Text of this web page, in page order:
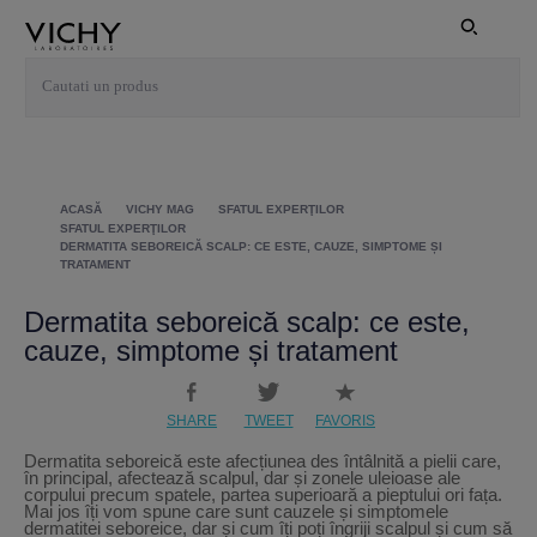
ACASĂ VICHY MAG
SFATUL EXPERŢILOR
SFATUL EXPERŢILOR
DERMATITA SEBOREICĂ SCALP: CE ESTE, CAUZE, SIMPTOME ȘI
TRATAMENT
Dermatita seboreică scalp: ce este,
cauze, simptome și tratament
SHARE TWEET FAVORIS
Dermatita seboreică este afecțiunea des întâlnită a pielii care,
în principal, afectează scalpul, dar și zonele uleioase ale
corpului precum spatele, partea superioară a pieptului ori fața.
Mai jos îți vom spune care sunt cauzele și simptomele
dermatitei seboreice, dar și cum îți poți îngriji scalpul și cum să